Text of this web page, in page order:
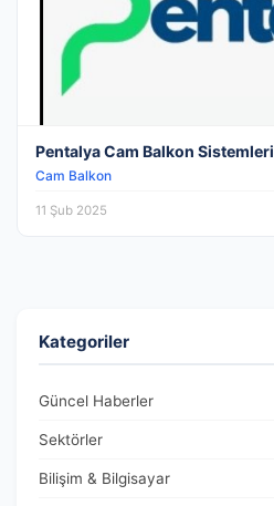
Pentalya Cam Balkon Sistemleri
Cam Balkon
11 Şub 2025
Kategoriler
Güncel Haberler
Sektörler
Bilişim & Bilgisayar